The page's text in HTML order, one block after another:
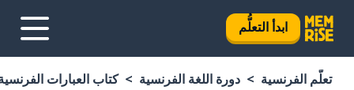
ابدأ التعلُّم
تعلَّم الفرنسية دورة اللغة الفرنسية كتاب العبارات